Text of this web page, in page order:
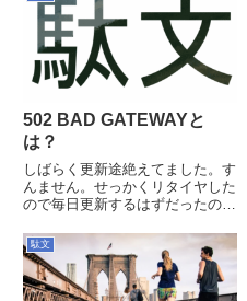
502 BAD GATEWAYと
は？
しばらく更新途絶えてました。す
んません。せっかくリタイヤした
ので毎日更新するはずだったので
り502エラーを吐くようになりま
した。なぜこうなったかという
と、特にWordPressのバージョン
アップが来たので特に意...
駄文